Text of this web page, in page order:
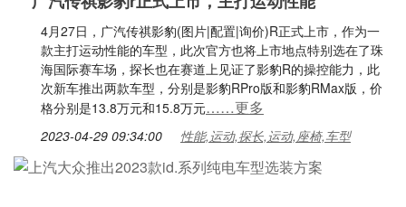
4月27日，广汽传祺影豹(图片|配置|询价)R正式上市，作为一
款主打运动性能的车型，此次官方也将上市地点特别选在了珠
海国际赛车场，探长也在赛道上见证了影豹R的操控能力，此
次新车推出两款车型，分别是影豹RPro版和影豹RMax版，价
格分别是13.8万元和15.8万元……更多
2023-04-29 09:34:00 性能,运动,探长,运动,座椅,车型